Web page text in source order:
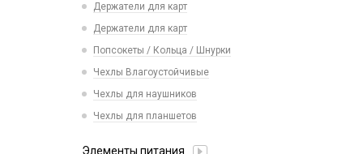
Держатели для карт
Держатели для карт
Попсокеты / Кольца / Шнурки
Чехлы Влагоустойчивые
Чехлы для наушников
Чехлы для планшетов
Элементы питания